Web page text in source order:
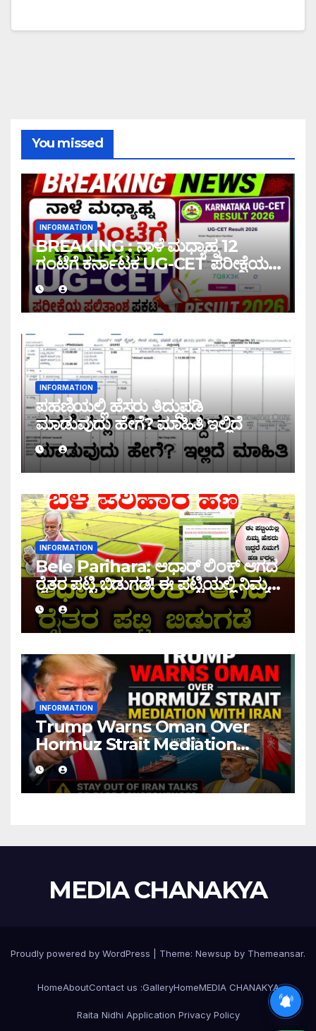
You missed
INFORMATION
BREAKING : ನಾಳೆ ಮಧ್ಯಾಹ್ನ 12
ಗಂಟೆಗೆ ಕರ್ನಾಟಕ UG-CET ಪರೀಕ್ಷೆಯ
ಫಲಿತಾಂಶ ಪ್ರಕಟ |UG-CET Result
2026
INFORMATION
ಪಹಣಿಯಲ್ಲಿ ಹೆಸರು ತಿದ್ದುಪಡಿ
ಮಾಡುವುದು ಹೇಗೆ? ಮಾಹಿತಿ ಇಲ್ಲಿದೆ
INFORMATION
Bele Parihara: ಆಧಾರ್ ಲಿಂಕ್ ಆಗದ
ರೈತರ ಪಟ್ಟಿ ಬಿಡುಗಡೆ! ಈ ಪಟ್ಟಿಯಲ್ಲಿ ನಿಮ್ಮ
ಹೆಸರು ಇದ್ದರೆ ನಿಮಗೆ ಹಣ ಜಮಾ ಆಗಲ್ಲ !
INFORMATION
Trump Warns Oman Over
Hormuz Strait Mediation
With Iran
MEDIA CHANAKYA
Proudly powered by WordPress Theme: Newsup by Themeansar.
HomeAboutContact us :GalleryHomeMEDIA CHANAKYA
Raita Nidhi Application Privacy Policy